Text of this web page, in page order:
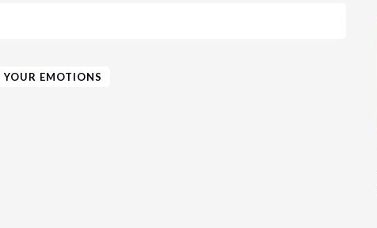
YOUR EMOTIONS